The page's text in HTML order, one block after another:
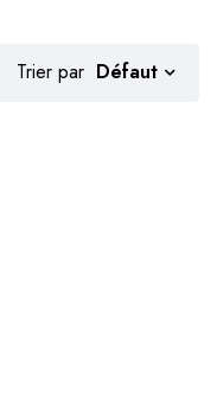
Trier par Défaut